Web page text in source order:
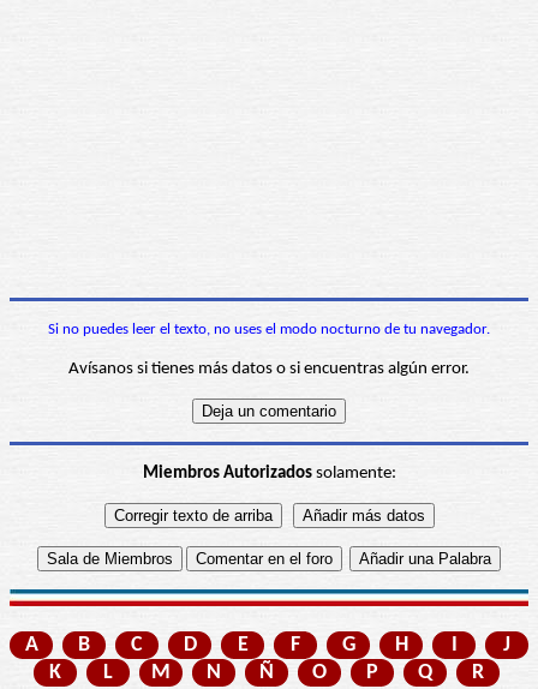
Si no puedes leer el texto, no uses el modo nocturno de tu navegador.
Avísanos si tienes más datos o si encuentras algún error.
Miembros Autorizadossolamente:
A B C D E F G H I
J
K
L M N Ñ O P Q
R